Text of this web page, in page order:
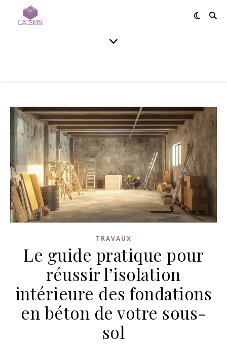
TRAVAUX
Le guide pratique pour
réussir l’isolation
intérieure des fondations
en béton de votre sous-
sol